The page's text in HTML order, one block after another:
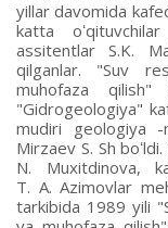
yillar davomida
katta
assitentlar S.K.
qilganlar. "Suv
muhofaza
"Gidrogeologiya"
mudiri geologiya
Mirzaev S. Sh
N. Muxitdinova,
T. А. Аzimovlar
tarkibida 1989 yili